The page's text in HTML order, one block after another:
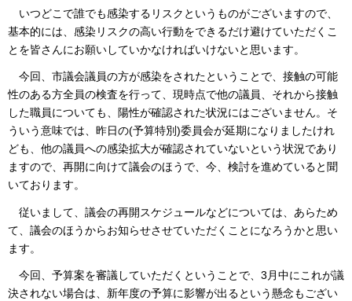
いつどこで誰でも感染するリスクというものがございますので、
基本的には、感染リスクの高い行動をできるだけ避けていただくこ
とを皆さんにお願いしていかなければいけないと思います。
今回、市議会議員の方が感染をされたということで、接触の可能
性のある方全員の検査を行って、現時点で他の議員、それから接触
した職員についても、陽性が確認された状況にはございません。そ
ういう意味では、昨日の(予算特別)委員会が延期になりましたけれ
ども、他の議員への感染拡大が確認されていないという状況であり
ますので、再開に向けて議会のほうで、今、検討を進めていると聞
いております。
従いまして、議会の再開スケジュールなどについては、あらため
て、議会のほうからお知らせさせていただくことになろうかと思い
ます。
今回、予算案を審議していただくということで、3月中にこれが議
決されない場合は、新年度の予算に影響が出るという懸念もござい